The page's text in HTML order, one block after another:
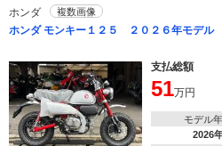
ホンダ 複数画像
ホンダ モンキー１２５ ２０２６年モデル
支払総額
51万円
モデル
2026